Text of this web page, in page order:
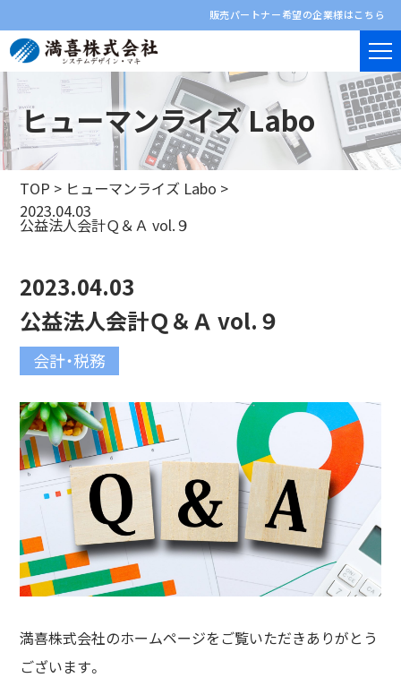
販売パートナー希望の企業様はこちら
ヒューマンライズ Labo
TOP > ヒューマンライズ Labo >
2023.04.03
公益法人会計Ｑ＆Ａ vol.９
2023.04.03
公益法人会計Ｑ＆Ａ vol.９
会計・税務
満喜株式会社のホームページをご覧いただきありがとう
ございます。